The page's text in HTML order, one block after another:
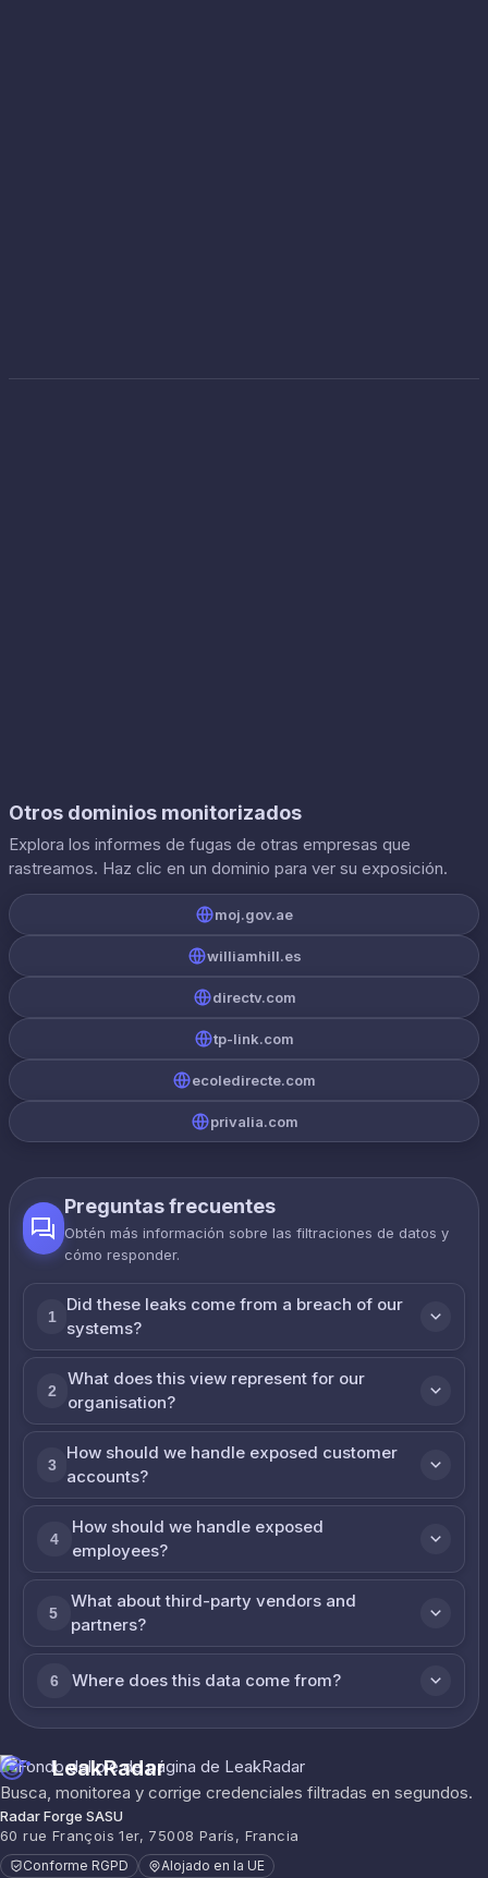
Otros dominios monitorizados
Explora los informes de fugas de otras empresas que
rastreamos. Haz clic en un dominio para ver su exposición.
moj.gov.ae
williamhill.es
directv.com
tp-link.com
ecoledirecte.com
privalia.com
Preguntas frecuentes
Obtén más información sobre las filtraciones de datos y
cómo responder.
1
Did these leaks come from a breach of our
systems?
2
What does this view represent for our
organisation?
3
How should we handle exposed customer
accounts?
4
How should we handle exposed
employees?
5
What about third-party vendors and
partners?
6 Where does this data come from?
LeakRadar
Busca, monitorea y corrige credenciales filtradas en segundos.
Radar Forge SASU
60 rue François 1er, 75008 París, Francia
Conforme RGPD Alojado en la UE